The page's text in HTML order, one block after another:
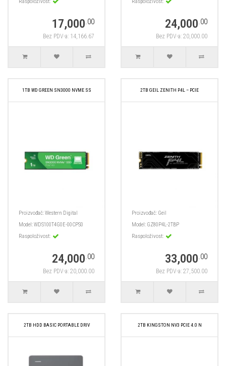
Raspoloživost:
17,000.00
Bez PDV-a: 14,166.67
Raspoloživost:
24,000.00
Bez PDV-a: 20,000.00
1TB WD GREEN SN3000 NVME SS
Proizvođač:Western Digital
Model:WDS100T4G0E-00CPS0
Raspoloživost:
24,000.00
Bez PDV-a: 20,000.00
2TB GEIL ZENITH P4L – PCIE
Proizvođač: Geil
Model: GZ80P4L-2TBP
Raspoloživost:
33,000.00
Bez PDV-a: 27,500.00
2TB HDD BASIC PORTABLE DRIV 2TB KINGSTON NV3 PCIE 4.0 N